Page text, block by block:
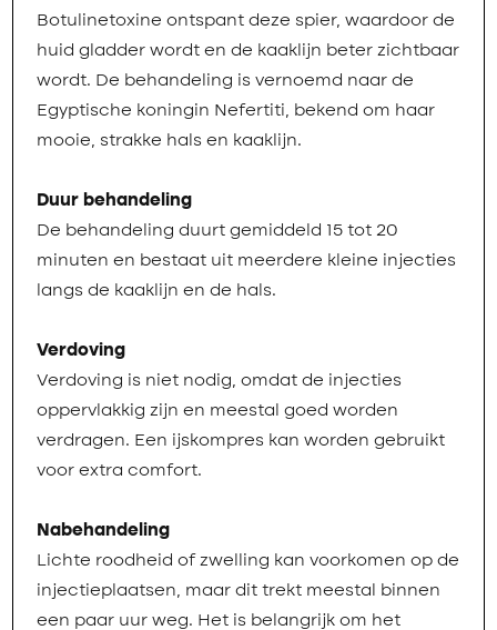
Botulinetoxine ontspant deze spier, waardoor de
huid gladder wordt en de kaaklijn beter zichtbaar
wordt. De behandeling is vernoemd naar de
Egyptische koningin Nefertiti, bekend om haar
mooie, strakke hals en kaaklijn.
Duur behandeling
De behandeling duurt gemiddeld 15 tot 20
minuten en bestaat uit meerdere kleine injecties
langs de kaaklijn en de hals.
Verdoving
Verdoving is niet nodig, omdat de injecties
oppervlakkig zijn en meestal goed worden
verdragen. Een ijskompres kan worden gebruikt
voor extra comfort.
Nabehandeling
Lichte roodheid of zwelling kan voorkomen op de
injectieplaatsen, maar dit trekt meestal binnen
een paar uur weg. Het is belangrijk om het